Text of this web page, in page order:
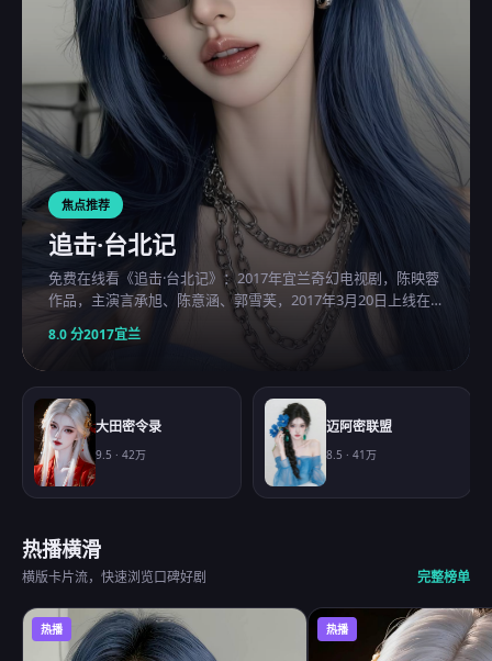
焦点推荐
追击·台北记
免费在线看《追击·台北记》：2017年宜兰奇幻电视剧，陈映蓉
作品，主演言承旭、陈意涵、郭雪芙，2017年3月20日上线在
线观看免费高清的电视剧。
8.0分2017宜兰
大田密令录
9.5 · 42万
迈阿密联盟
8.5 · 41万
热播横滑
横版卡片流，快速浏览口碑好剧 完整榜单
热播 热播